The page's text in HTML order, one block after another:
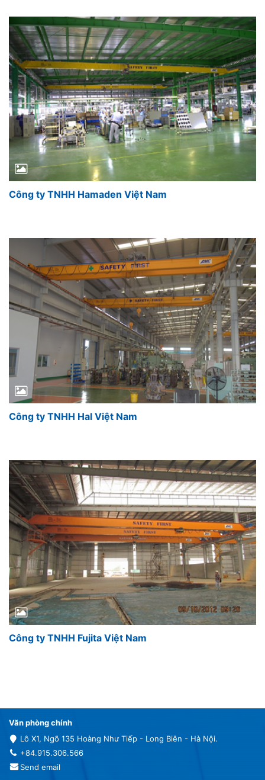
Công ty TNHH Hamaden Việt Nam
Công ty TNHH Hal Việt Nam
Công ty TNHH Fujita Việt Nam
Văn phòng chính
Lô X1, Ngõ 135 Hoàng Như Tiếp - Long Biên - Hà Nội.
+84.915.306.566
Send email